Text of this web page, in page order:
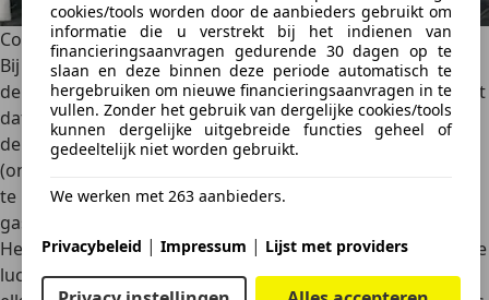
cookies/tools worden door de aanbieders gebruikt om
informatie die u verstrekt bij het indienen van
financieringsaanvragen gedurende 30 dagen op te
slaan en deze binnen deze periode automatisch te
hergebruiken om nieuwe financieringsaanvragen in te
vullen. Zonder het gebruik van dergelijke cookies/tools
kunnen dergelijke uitgebreide functies geheel of
gedeeltelijk niet worden gebruikt.
We werken met 263 aanbieders.
Privacybeleid | Impressum | Lijst met providers
Compressor afstellen
Bij alle vormen van de werking van een compressor speelt
de
drukregeling een cruciale rol. Eendrukschakelaar zorgt
dat de compressor geen overdrukt levert, wat schade aan
de motor kan voorkomen. Ook een ‘waste gate’
(ontlastklep)
te lozen. Je hoort dit vaak als eenkort ‘psssht’-geluid
gas loslaten, vooral bij krachtige motoren.
Het
afstellenvan een compressor is specialistisch werk
. De
luchtdruk, timing en brandstoftoevoer moetenperfect op